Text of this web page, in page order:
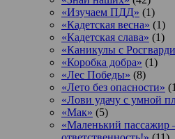
«Изучаем ПДД» (1)
«Кадетская весна» (1)
«Кадетская слава» (1)
«Каникулы с
«Коробка добра» (1)
«Лес Победы» (8)
«Лето без опасности»
«Лови удачу с умной
«Мак» (5)
«Маленький пассажир